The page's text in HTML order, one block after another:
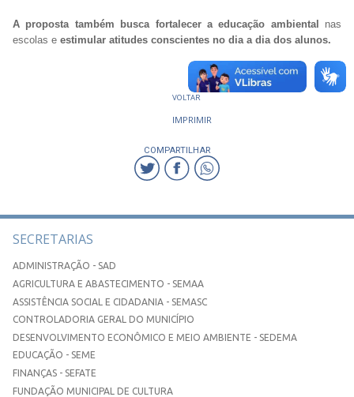
A proposta também busca fortalecer a educação ambiental
nas
escolas e estimular atitudes conscientes no dia a dia dos alunos.
VOLTAR
IMPRIMIR
COMPARTILHAR
SECRETARIAS
ADMINISTRAÇÃO - SAD
AGRICULTURA E ABASTECIMENTO - SEMAA
ASSISTÊNCIA SOCIAL E CIDADANIA - SEMASC
CONTROLADORIA GERAL DO MUNICÍPIO
DESENVOLVIMENTO ECONÔMICO E MEIO AMBIENTE - SEDEMA
EDUCAÇÃO - SEME
FINANÇAS - SEFATE
FUNDAÇÃO MUNICIPAL DE CULTURA